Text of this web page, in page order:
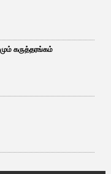
கருத்தரங்கம்